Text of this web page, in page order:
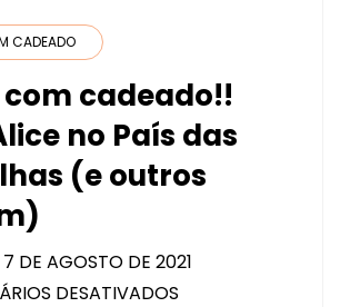
CADEADO
com cadeado!!
no País das
(e outros
7 DE AGOSTO DE 2021
DESATIVADOS